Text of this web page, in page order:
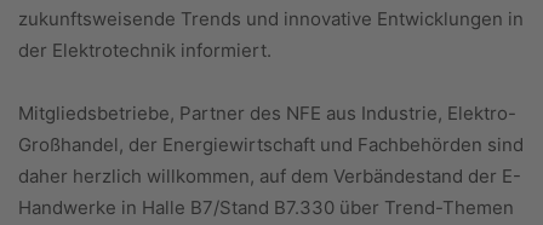
zukunftsweisende Trends und innovative Entwicklungen in
der Elektrotechnik informiert.
Mitgliedsbetriebe, Partner des NFE aus Industrie, Elektro-
Großhandel, der Energiewirtschaft und Fachbehörden sind
daher herzlich willkommen, auf dem Verbändestand der E-
Handwerke in Halle B7/Stand B7.330 über Trend-Themen